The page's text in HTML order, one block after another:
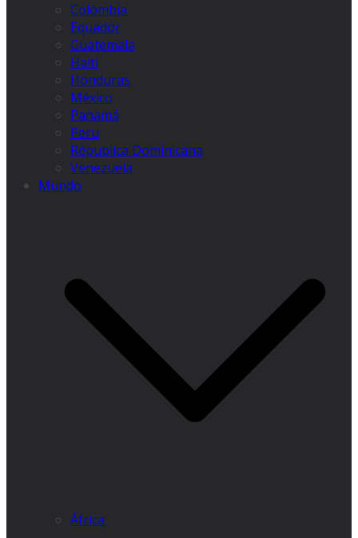
Colômbia
Equador
Guatemala
Haiti
Honduras
México
Panamá
Peru
Républica Dominicana
Venezuela
Mundo
África